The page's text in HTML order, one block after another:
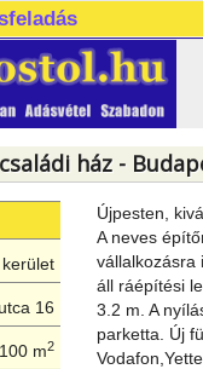
ház -
16
100 m2
Újpesten,
A neves
vállalkozásra
áll ráépítési
3.2 m. A
parketta. Új